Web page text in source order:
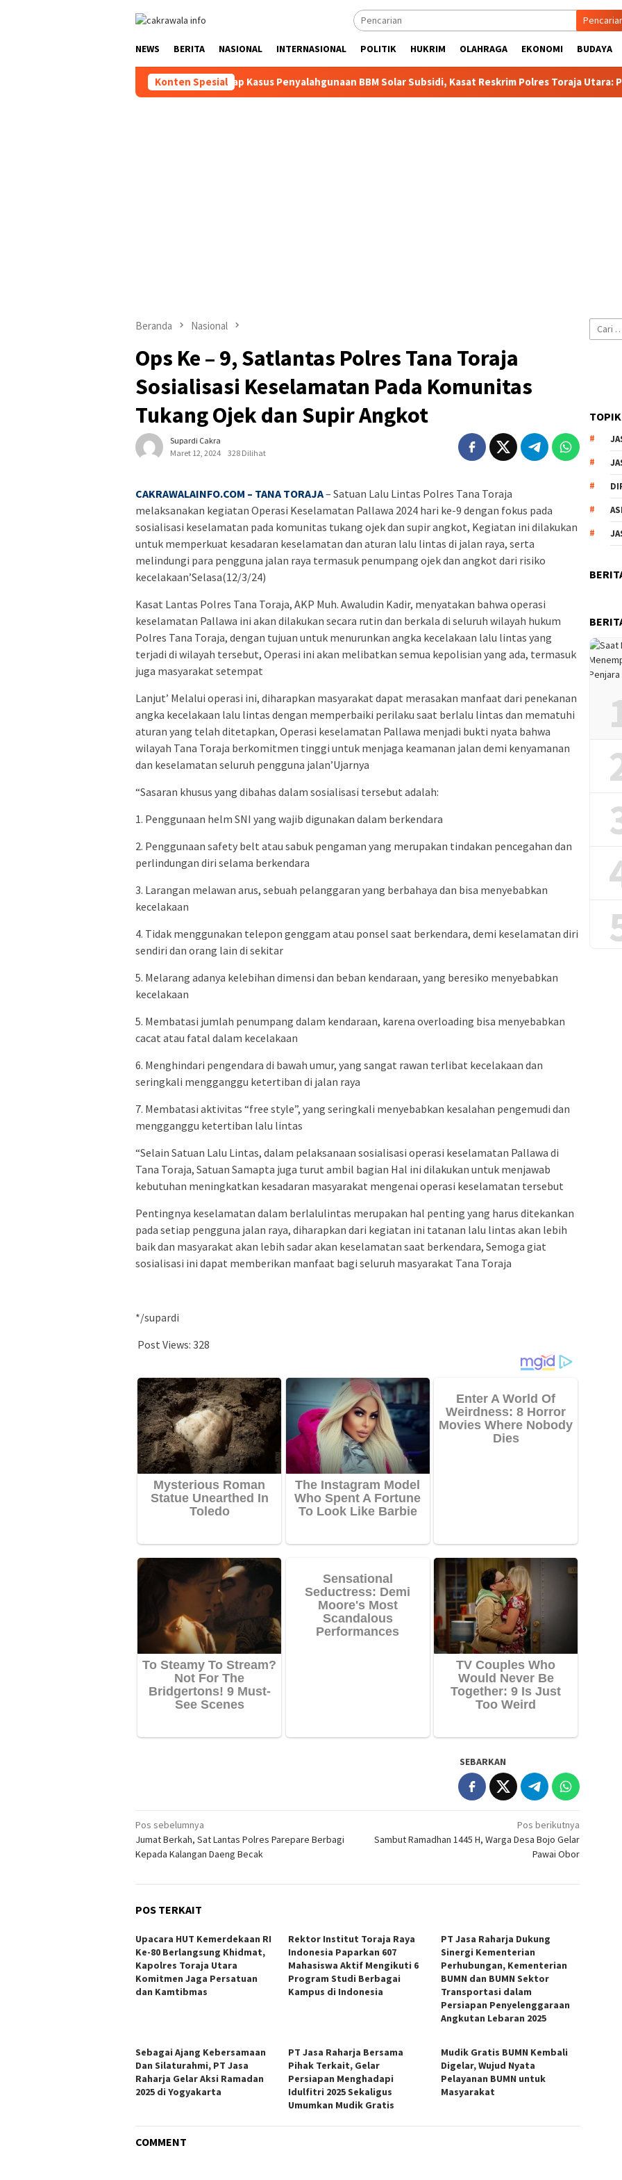
NEWS BERITA NASIONAL INTERNASIONAL POLITIK HUKRIM OLAHRAGA EKONOMI BUDAYA
Konten Spesial
Polisi Ungkap Kasus Penyalahgunaan BBM Solar Subsidi, Kasat Reskrim Polres Toraja Utara: Proses Hukum
Beranda Nasional
Ops Ke – 9, Satlantas Polres Tana Toraja
Sosialisasi Keselamatan Pada Komunitas
Tukang Ojek dan Supir Angkot
Supardi Cakra
Maret 12, 2024
328 Dilihat
CAKRAWALAINFO.COM – TANA TORAJA– Satuan Lalu Lintas Polres Tana Toraja
melaksanakan kegiatan Operasi Keselamatan Pallawa 2024 hari ke-9 dengan fokus pada
sosialisasi keselamatan pada komunitas tukang ojek dan supir angkot, Kegiatan ini dilakukan
untuk memperkuat kesadaran keselamatan dan aturan lalu lintas di jalan raya, serta
melindungi para pengguna jalan raya termasuk penumpang ojek dan angkot dari risiko
kecelakaan’Selasa(12/3/24)
Kasat Lantas Polres Tana Toraja, AKP Muh. Awaludin Kadir, menyatakan bahwa operasi
keselamatan Pallawa ini akan dilakukan secara rutin dan berkala di seluruh wilayah hukum
Polres Tana Toraja, dengan tujuan untuk menurunkan angka kecelakaan lalu lintas yang
terjadi di wilayah tersebut, Operasi ini akan melibatkan semua kepolisian yang ada, termasuk
juga masyarakat setempat
Lanjut’ Melalui operasi ini, diharapkan masyarakat dapat merasakan manfaat dari penekanan
angka kecelakaan lalu lintas dengan memperbaiki perilaku saat berlalu lintas dan mematuhi
aturan yang telah ditetapkan, Operasi keselamatan Pallawa menjadi bukti nyata bahwa
wilayah Tana Toraja berkomitmen tinggi untuk menjaga keamanan jalan demi kenyamanan
dan keselamatan seluruh pengguna jalan’Ujarnya
“Sasaran khusus yang dibahas dalam sosialisasi tersebut adalah:
1. Penggunaan helm SNI yang wajib digunakan dalam berkendara
2. Penggunaan safety belt atau sabuk pengaman yang merupakan tindakan pencegahan dan
perlindungan diri selama berkendara
3. Larangan melawan arus, sebuah pelanggaran yang berbahaya dan bisa menyebabkan
kecelakaan
4. Tidak menggunakan telepon genggam atau ponsel saat berkendara, demi keselamatan diri
sendiri dan orang lain di sekitar
5. Melarang adanya kelebihan dimensi dan beban kendaraan, yang beresiko menyebabkan
kecelakaan
5. Membatasi jumlah penumpang dalam kendaraan, karena overloading bisa menyebabkan
cacat atau fatal dalam kecelakaan
6. Menghindari pengendara di bawah umur, yang sangat rawan terlibat kecelakaan dan
seringkali mengganggu ketertiban di jalan raya
7. Membatasi aktivitas “free style”, yang seringkali menyebabkan kesalahan pengemudi dan
mengganggu ketertiban lalu lintas
“Selain Satuan Lalu Lintas, dalam pelaksanaan sosialisasi operasi keselamatan Pallawa di
Tana Toraja, Satuan Samapta juga turut ambil bagian Hal ini dilakukan untuk menjawab
kebutuhan meningkatkan kesadaran masyarakat mengenai operasi keselamatan tersebut
Pentingnya keselamatan dalam berlalulintas merupakan hal penting yang harus ditekankan
pada setiap pengguna jalan raya, diharapkan dari kegiatan ini tatanan lalu lintas akan lebih
baik dan masyarakat akan lebih sadar akan keselamatan saat berkendara, Semoga giat
sosialisasi ini dapat memberikan manfaat bagi seluruh masyarakat Tana Toraja
*/supardi
Post Views: 328
SEBARKAN
Navigasi
pos
Pos sebelumnya
Jumat Berkah, Sat Lantas Polres Parepare Berbagi
Kepada Kalangan Daeng Becak
Pos berikutnya
Sambut Ramadhan 1445 H, Warga Desa Bojo Gelar
Pawai Obor
POS TERKAIT
Upacara HUT Kemerdekaan RI
Ke-80 Berlangsung Khidmat,
Kapolres Toraja Utara
Komitmen Jaga Persatuan
dan Kamtibmas
Rektor Institut Toraja Raya
Indonesia Paparkan 607
Mahasiswa Aktif Mengikuti 6
Program Studi Berbagai
Kampus di Indonesia
PT Jasa Raharja Dukung
Sinergi Kementerian
Perhubungan, Kementerian
BUMN dan BUMN Sektor
Transportasi dalam
Persiapan Penyelenggaraan
Angkutan Lebaran 2025
Sebagai Ajang Kebersamaan
Dan Silaturahmi, PT Jasa
Raharja Gelar Aksi Ramadan
2025 di Yogyakarta
PT Jasa Raharja Bersama
Pihak Terkait, Gelar
Persiapan Menghadapi
Idulfitri 2025 Sekaligus
Umumkan Mudik Gratis
Mudik Gratis BUMN Kembali
Digelar, Wujud Nyata
Pelayanan BUMN untuk
Masyarakat
COMMENT
Cari
untuk: